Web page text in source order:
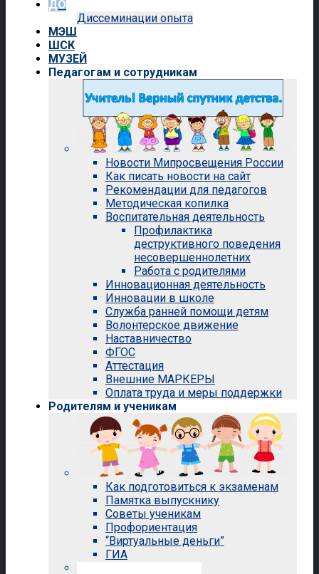
ДО
Диссеминации опыта
МЭШ
ШСК
МУЗЕЙ
Педагогам и сотрудникам
Новости Мипросвещения России
Как писать новости на сайт
Рекомендации для педагогов
Методическая копилка
Воспитательная деятельность
Профилактика
деструктивного поведения
несовершеннолетних
Работа с родителями
Инновационная деятельность
Инновации в школе
Служба ранней помощи детям
Волонтерское движение
Наставничество
ФГОС
Аттестация
Внешние МАРКЕРЫ
Оплата труда и меры поддержки
Родителям и ученикам
Как подготовиться к экзаменам
Памятка выпускнику
Советы ученикам
Профориентация
“Виртуальные деньги”
ГИА